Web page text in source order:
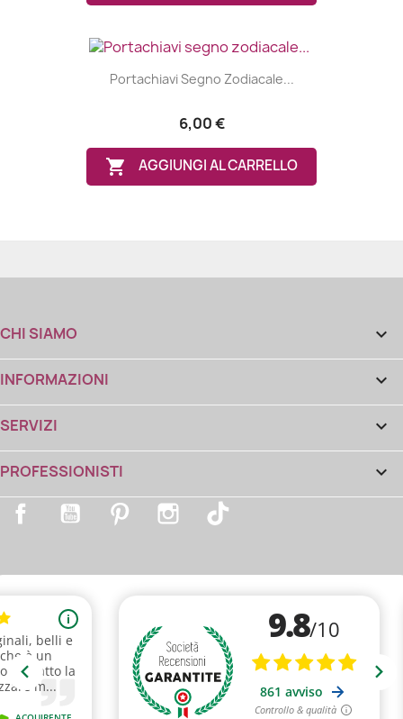
Portachiavi Segno Zodiacale...
6,00 €
 AGGIUNGI AL CARRELLO
CHI SIAMO 
INFORMAZIONI 
SERVIZI 
PROFESSIONISTI 
Facebook YouTube Pinterest Instagram